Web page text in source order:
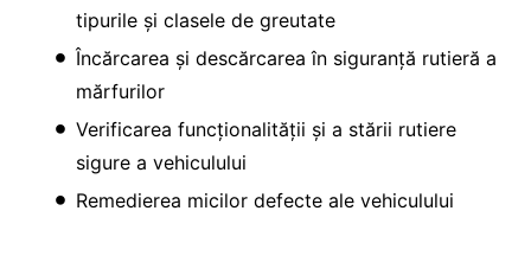
tipurile și clasele de greutate
Încărcarea și descărcarea în siguranță rutieră a
mărfurilor
Verificarea funcționalității și a stării rutiere
sigure a vehiculului
Remedierea micilor defecte ale vehiculului